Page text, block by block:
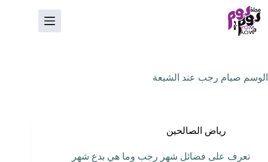
التجاوز
إلى
المحتوى
الوسم صيام رجب عند الشيعة
رياض الصالحين
تعرف على فضائل شهر رجب وما هي بدع شهر